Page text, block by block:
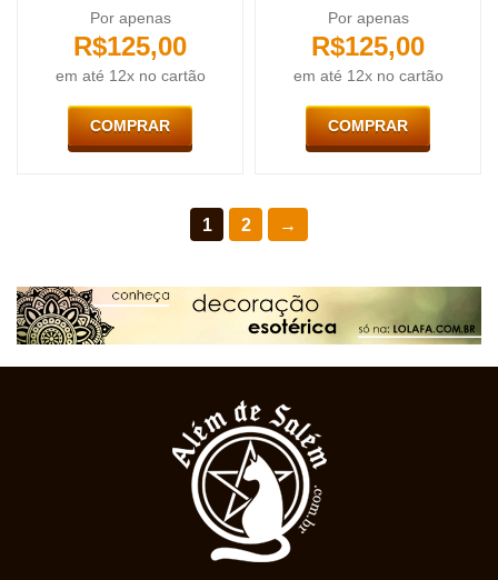
Por apenas
R$125,00
em até 12x no cartão
COMPRAR
Por apenas
R$125,00
em até 12x no cartão
COMPRAR
1 2 →